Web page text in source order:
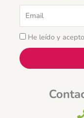
He leído y